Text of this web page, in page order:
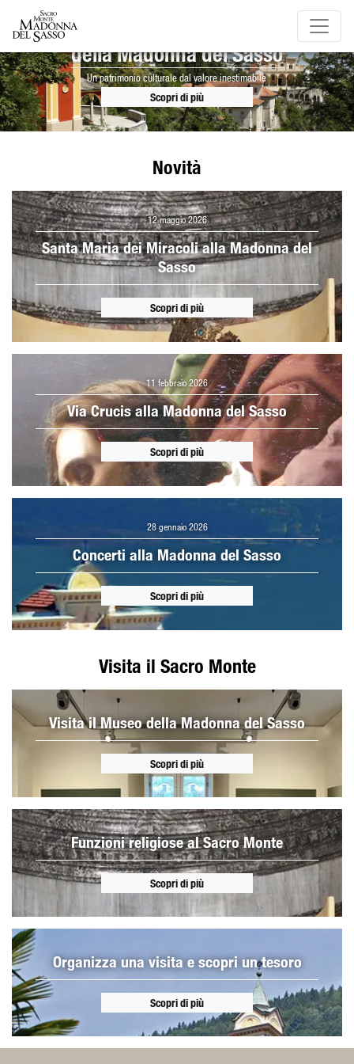
della Madonna del Sasso
Un patrimonio culturale dal valore inestimabile
Scopri di più
Novità
12 maggio 2026
Santa Maria dei Miracoli alla Madonna del
Sasso
Scopri di più
11 febbraio 2026
Via Crucis alla Madonna del Sasso
Scopri di più
28 gennaio 2026
Concerti alla Madonna del Sasso
Scopri di più
Visita il Sacro Monte
Visita il Museo della Madonna del Sasso
Scopri di più
Funzioni religiose al Sacro Monte
Scopri di più
Organizza una visita e scopri un tesoro
Scopri di più